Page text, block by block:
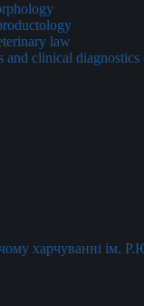
law
and clinical
харчуванні ім.